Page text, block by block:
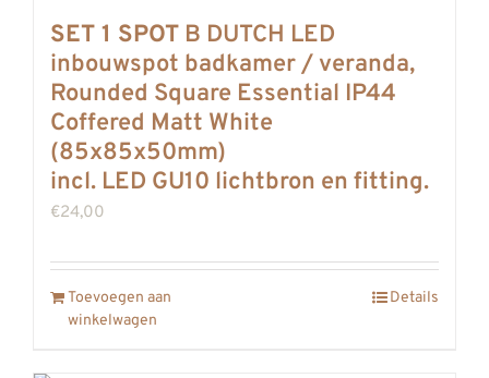
SET 1 SPOT B DUTCH LED
inbouwspot badkamer / veranda,
Rounded Square Essential IP44
Coffered Matt White
(85x85x50mm)
incl. LED GU10 lichtbron en fitting.
€24,00
Toevoegen aan
winkelwagen
Details